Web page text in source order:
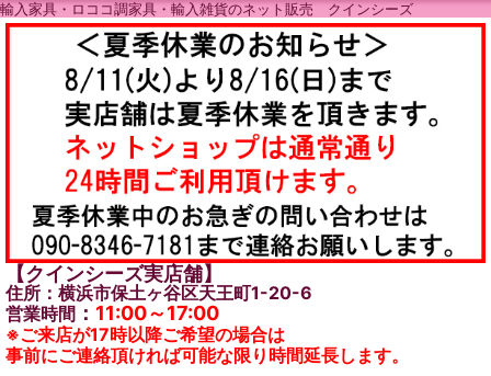
輸入家具・ロココ調家具・輸入雑貨のネット販売 クインシーズ
【クインシーズ実店舗】
住所：横浜市保土ヶ谷区天王町1-20-6
営業時間 ： 11:00～17:00
※ご来店が17時以降ご希望の場合は
事前にご連絡頂ければ可能な限り時間延長します。